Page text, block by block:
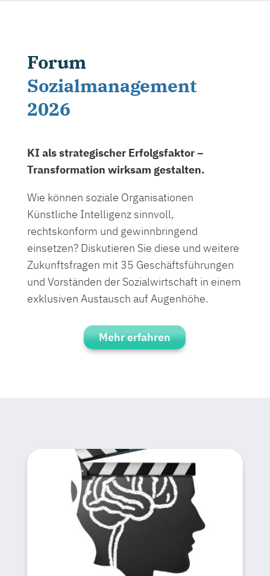
Forum
Sozialmanagement
2026
KI als strategischer Erfolgsfaktor –
Transformation wirksam gestalten.
Wie können soziale Organisationen
Künstliche Intelligenz sinnvoll,
rechtskonform und gewinnbringend
einsetzen? Diskutieren Sie diese und weitere
Zukunftsfragen mit 35 Geschäftsführungen
und Vorständen der Sozialwirtschaft in einem
exklusiven Austausch auf Augenhöhe.
Mehr erfahren